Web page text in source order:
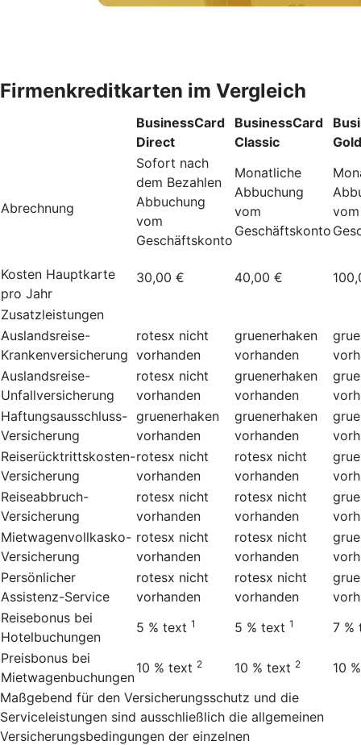
Firmenkreditkarten im Vergleich
BusinessCard
Direct
BusinessCard
Classic
Gold
Abrechnung
Sofort nach
dem Bezahlen
Abbuchung
vom
Geschäftskonto
Monatliche
Abbuchung
vom
Geschäftskonto
vom
Kosten Hauptkarte
pro Jahr
30,00 € 40,00 €
Zusatzleistungen
Auslandsreise-
Krankenversicherung
rotesx nicht
vorhanden
gruenerhaken
vorhanden
Auslandsreise-
Unfallversicherung
rotesx nicht
vorhanden
gruenerhaken
vorhanden
Haftungsausschluss-
Versicherung
gruenerhaken
vorhanden
gruenerhaken
vorhanden
Reiserücktrittskosten-
Versicherung
rotesx nicht
vorhanden
rotesx nicht
vorhanden
Reiseabbruch-
Versicherung
rotesx nicht
vorhanden
rotesx nicht
vorhanden
Mietwagenvollkasko-
Versicherung
rotesx nicht
vorhanden
rotesx nicht
vorhanden
Persönlicher
Assistenz-Service
rotesx nicht
vorhanden
rotesx nicht
vorhanden
Reisebonus bei
Hotelbuchungen
5 % text 1 5 % text 1 7 %
Preisbonus bei
Mietwagenbuchungen
10 % text 2 10 % text 2
10 %
Maßgebend für den Versicherungsschutz und die
Serviceleistungen sind ausschließlich die allgemeinen
Versicherungsbedingungen der einzelnen